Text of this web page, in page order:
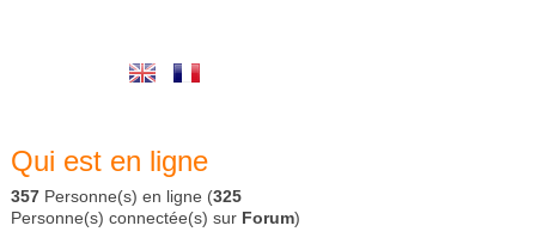
Qui est en ligne
357 Personne(s) en ligne (325
Personne(s) connectée(s) sur Forum)